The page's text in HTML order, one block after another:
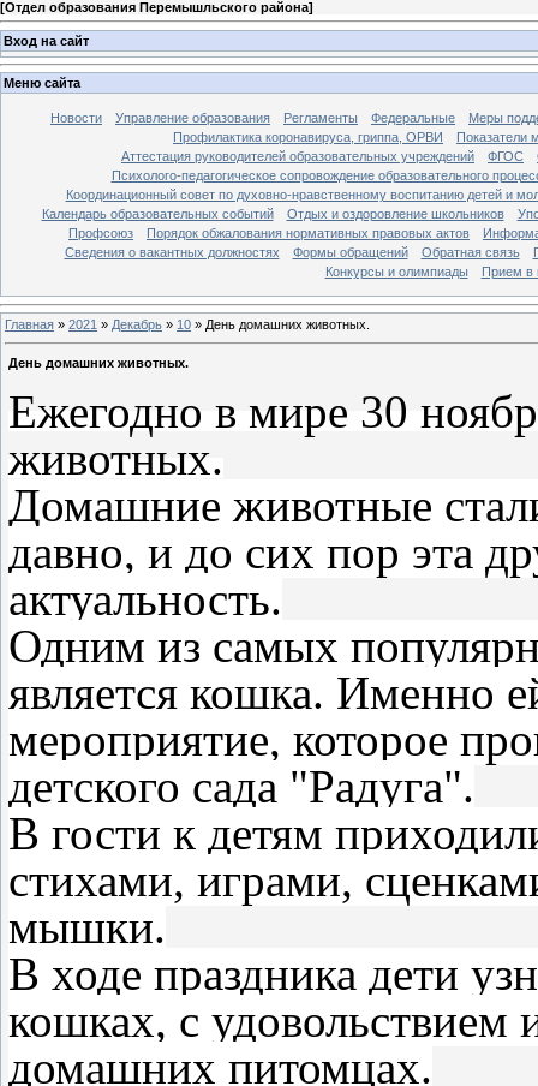
[Отдел образования Перемышльского района]
Вход на сайт
Меню сайта
Новости Управление образования Регламенты Федеральные
Меры
Профилактика коронавируса, гриппа, ОРВИ
Показатели
Аттестация руководителей образовательных учреждений
ФГОС
Психолого-педагогическое сопровождение образовательного
Координационный совет по духовно-нравственному воспитанию детей и
Календарь образовательных событий
Отдых и оздоровление школьников
Профсоюз
Порядок обжалования нормативных правовых актов
Сведения о вакантных должностях
Формы обращений Обратная связь
Конкурсы и олимпиады
Прием в
Главная » 2021 » Декабрь » 10 » День домашних животных.
День домашних животных.
Ежегодно в мире 30
животных.
Домашние животные
давно, и до сих пор эта
актуальность.
Одним из самых
является кошка. Именно
мероприятие, которое
детского сада "Радуга".
В гости к детям
стихами, играми,
мышки.
В ходе праздника дети
кошках, с удовольствием
домашних питомцах.